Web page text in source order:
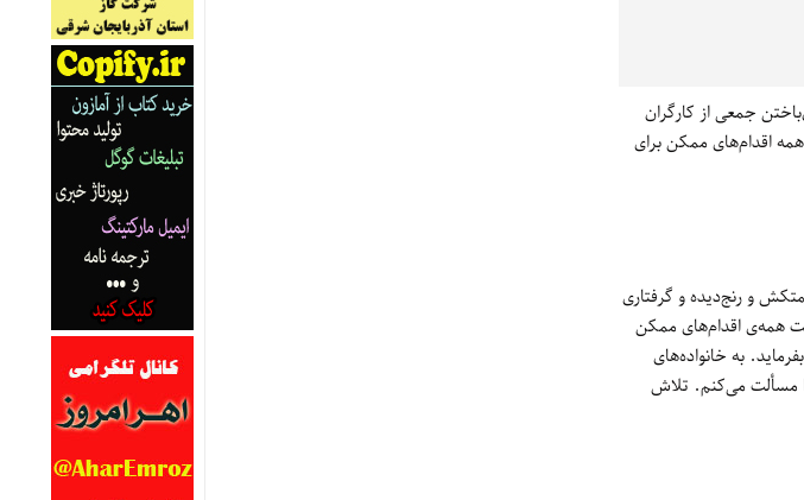
جمعی از کارگران
اقدام‌های ممکن برای
و رنج‌دیده و گرفتاری
همه‌ی اقدام‌های ممکن
به خانواده‌های
مسألت می‌کنم. تلاش